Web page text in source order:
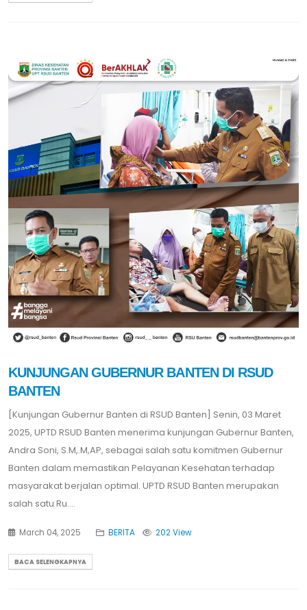
KUNJUNGAN GUBERNUR BANTEN DI RSUD
BANTEN
[Kunjungan Gubernur Banten di RSUD Banten] Senin, 03 Maret
2025, UPTD RSUD Banten menerima kunjungan Gubernur Banten,
Andra Soni, S.M,.M,AP, sebagai salah satu komitmen Gubernur
Banten dalam memastikan Pelayanan Kesehatan terhadap
masyarakat berjalan optimal. UPTD RSUD Banten merupakan
salah satu Ru....
March 04, 2025 BERITA 202 View
BACA SELENGKAPNYA